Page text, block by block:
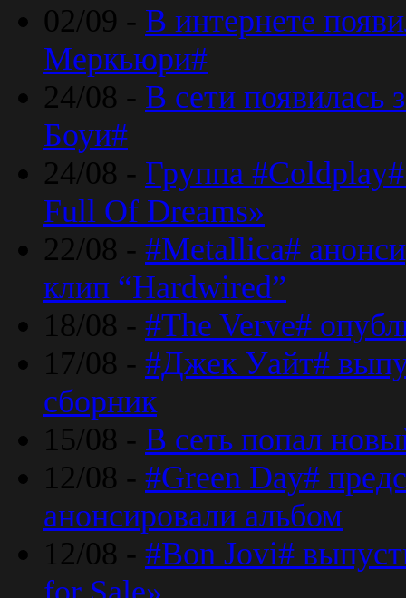
02/09 - В интернете
Меркьюри#
24/08 - В сети появилась
Боуи#
24/08 - Группа
Full Of Dreams»
22/08 - #Metallica#
клип “Hardwired”
18/08 - #The Verve#
17/08 - #Джек Уайт#
сборник
15/08 - В сеть попал
12/08 - #Green Day#
анонсировали альбом
12/08 - #Bon Jovi#